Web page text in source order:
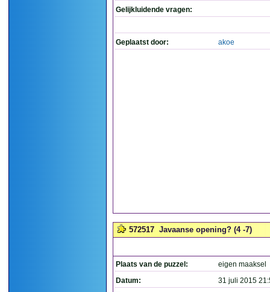
Gelijkluidende vragen:
Geplaatst door: akoe
572517 Javaanse opening? (4 -7)
Plaats van de puzzel:
eigen maaksel
Datum:
31 juli 2015